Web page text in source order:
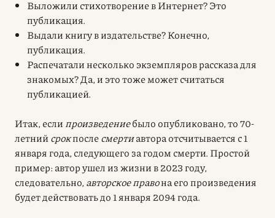
Выложили стихотворение в Интернет? Это
публикация.
Выдали книгу в издательстве? Конечно,
публикация.
Распечатали несколько экземпляров рассказа для
знакомых? Да, и это тоже может считаться
публикацией.
Итак, если произведениебыло опубликовано, то 70-
летнийсрокпослесмертиавтора отсчитывается с 1
января года, следующего за годом смерти. Простой
пример: автор ушел из жизни в 2023 году,
следовательно, авторское правона его произведения
будет действовать до 1 января 2094 года.